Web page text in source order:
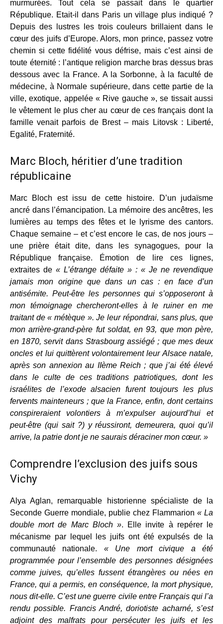
murmurées. Tout cela se passait dans le quartier
République. Etait-il dans Paris un village plus indiqué ?
Depuis des lustres les trois couleurs brillaient dans le
cœur des juifs d’Europe. Alors, mon prince, passez votre
chemin si cette fidélité vous défrise, mais c’est ainsi de
toute éternité : l’antique religion marche bras dessus bras
dessous avec la France. A la Sorbonne, à la faculté de
médecine, à Normale supérieure, dans cette partie de la
ville, exotique, appelée « Rive gauche », se tissait aussi
le vêtement le plus cher au cœur de ces français dont la
famille venait parfois de Brest – mais Litovsk : Liberté,
Egalité, Fraternité.
Marc Bloch, héritier d’une tradition
républicaine
Marc Bloch est issu de cette histoire. D’un judaïsme
ancré dans l’émancipation. La mémoire des ancêtres, les
lumières au temps des fêtes et le lyrisme des cantors.
Chaque semaine – et c’est encore le cas, de nos jours –
une prière était dite, dans les synagogues, pour la
République française. Émotion de lire ces lignes,
extraites de « L’étrange défaite » : « Je ne revendique
jamais mon origine que dans un cas : en face d’un
antisémite. Peut-être les personnes qui s’opposeront à
mon témoignage chercheront-elles à le ruiner en me
traitant de « métèque ». Je leur répondrai, sans plus, que
mon arrière-grand-père fut soldat, en 93, que mon père,
en 1870, servit dans Strasbourg assiégé ; que mes deux
oncles et lui quittèrent volontairement leur Alsace natale,
après son annexion au IIème Reich ; que j’ai été élevé
dans le culte de ces traditions patriotiques, dont les
israélites de l’exode alsacien furent toujours les plus
fervents mainteneurs ; que la France, enfin, dont certains
conspireraient volontiers à m’expulser aujourd’hui et
peut-être (qui sait ?) y réussiront, demeurera, quoi qu’il
arrive, la patrie dont je ne saurais déraciner mon cœur. »
Comprendre l’exclusion des juifs sous
Vichy
Alya Aglan, remarquable historienne spécialiste de la
Seconde Guerre mondiale, publie chez Flammarion « La
double mort de Marc Bloch ». Elle invite à repérer le
mécanisme par lequel les juifs ont été expulsés de la
communauté nationale. « Une mort civique a été
programmée pour l’ensemble des personnes désignées
comme juives, qu’elles fussent étrangères ou nées en
France, qui a permis, en conséquence, la mort physique,
nous dit-elle. C’est une guerre civile entre Français qui l’a
rendu possible. Francis André, doriotiste acharné, s’est
adjoint des malfrats pour persécuter les juifs et les